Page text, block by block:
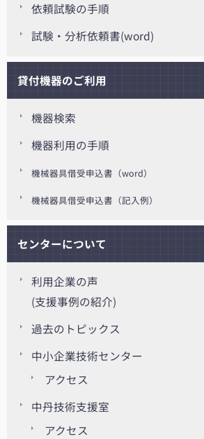
依頼試験の手順
試験・分析依頼書(word)
貸付機器のご利用
機器検索
機器利用の手順
機械器具借受申込書（word）
機械器具借受申込書（記入例）
センターについて
利用企業の声
(支援事例の紹介)
過去のトピックス
中小企業技術センター
アクセス
中丹技術支援室
アクセス